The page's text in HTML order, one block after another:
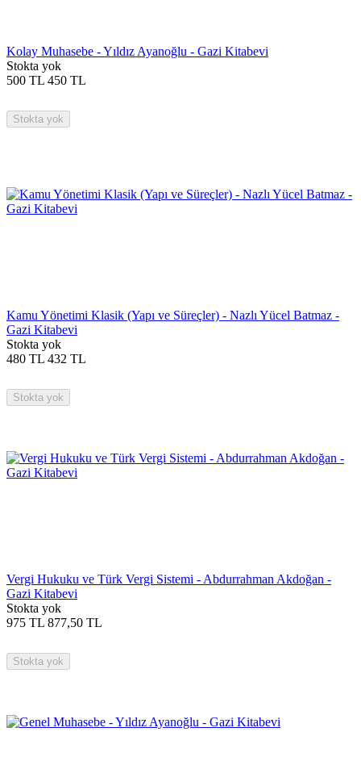
Kolay Muhasebe - Yıldız Ayanoğlu - Gazi Kitabevi
Stokta yok
500 TL 450 TL
Stokta yok
Kamu Yönetimi Klasik (Yapı ve Süreçler) - Nazlı Yücel Batmaz -
Gazi Kitabevi
Stokta yok
480 TL 432 TL
Stokta yok
Vergi Hukuku ve Türk Vergi Sistemi - Abdurrahman Akdoğan -
Gazi Kitabevi
Stokta yok
975 TL 877,50 TL
Stokta yok